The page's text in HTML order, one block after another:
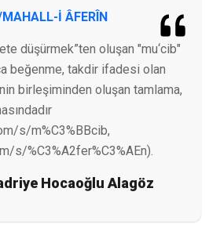
İ ÂFERÎN
düşürmek”ten oluşan "mu‘cib"
beğenme, takdir ifadesi olan
birleşiminden oluşan tamlama,
s/m%C3%BBcib,
s/%C3%A2fer%C3%AEn).
Hocaoğlu Alagöz